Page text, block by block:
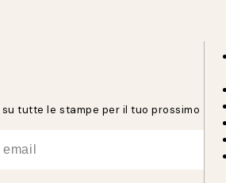
tutte le stampe per il tuo prossimo